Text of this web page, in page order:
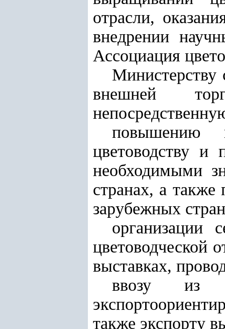
отрасли,
внедрении
Ассоциация
Министерству
внешней
повышению
цветоводству и
необходимыми
странах, а
зарубежных
организации
цветоводческой
выставках,
ввозу из
также экспорту